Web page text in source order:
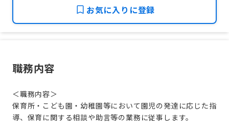
お気に入りに登録
職務内容
＜職務内容＞
保育所・こども園・幼稚園等において園児の発達に応じた指
導、保育に関する相談や助言等の業務に従事します。